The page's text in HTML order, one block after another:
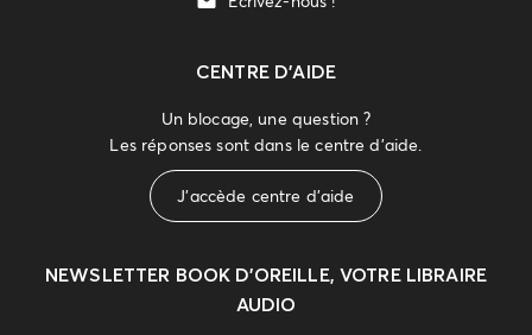
CENTRE D'AIDE
Un blocage, une question ?
Les réponses sont dans le centre d'aide.
J'accède centre d'aide
NEWSLETTER BOOK D’OREILLE, VOTRE LIBRAIRE
AUDIO